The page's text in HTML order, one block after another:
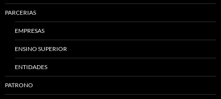
PARCERIAS
EMPRESAS
ENSINO SUPERIOR
ENTIDADES
PATRONO